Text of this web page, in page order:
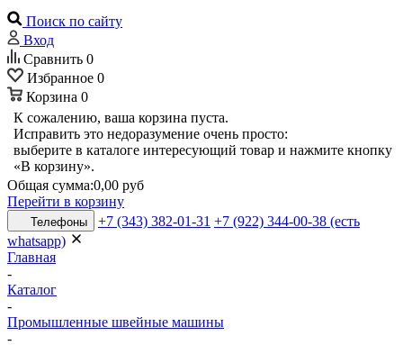
Поиск по сайту
Вход
Сравнить 0
Избранное 0
Корзина 0
К сожалению, ваша корзина пуста.
Исправить это недоразумение очень просто:
выберите в каталоге интересующий товар и нажмите кнопку
«В корзину».
Общая сумма:0,00 руб
Перейти в корзину
Телефоны +7 (343) 382-01-31 +7 (922) 344-00-38 (есть
whatsapp)
Главная
-
Каталог
-
Промышленные швейные машины
-